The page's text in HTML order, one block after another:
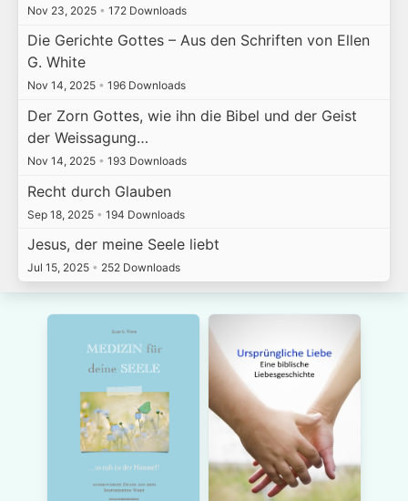
Nov 23, 2025 • 172 Downloads
Die Gerichte Gottes – Aus den Schriften von Ellen
G. White
Nov 14, 2025 • 196 Downloads
Der Zorn Gottes, wie ihn die Bibel und der Geist
der Weissagung…
Nov 14, 2025 • 193 Downloads
Recht durch Glauben
Sep 18, 2025 • 194 Downloads
Jesus, der meine Seele liebt
Jul 15, 2025 • 252 Downloads